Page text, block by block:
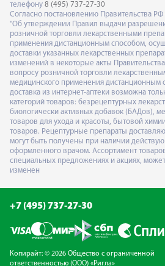
телефону 8 (495) 737-27-30
Согласно постановлению Правительства
"Об утверждении Правил выдачи
розничной торговли лекарственными
применения дистанционным способом,
доставки указанных лекарственных
изменений в некоторые акты
вопросу розничной торговли
медицинского применения дистанционным
доставка из интернет-аптеки возможна
категорий товаров: безрецептурных
биологически активных добавок (БАДов),
товаров для ухода и красоты, бытовой
товаров. Рецептурные препараты
могут быть получены при наличии
оформленного врачом. Ассортимент
специальных предложениях и акциях,
изменен
+7 (495) 737-27-30
Копирайт: © 2026 Общество с ограниченной
ответственностью (ООО) «Ригла»